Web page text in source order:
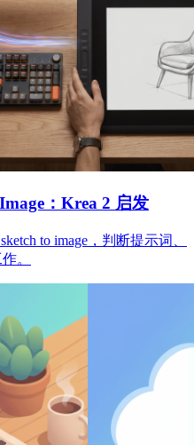
：Krea 2 启发
to image，判断提示词、
。